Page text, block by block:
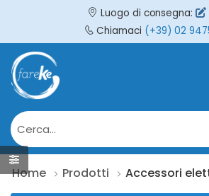
Luogo di consegna:
Chiamaci (+39) 02
Home Prodotti Accessori